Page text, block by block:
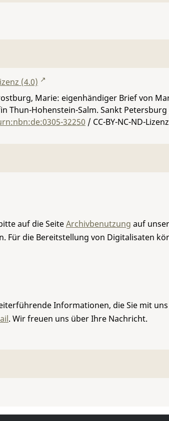
(4.0)
Marie: eigenhändiger Brief von
Thun-Hohenstein-Salm. Sankt Petersburg
32250 / CC-BY-NC-ND-
auf die SeiteArchivbenutzung auf
die Bereitstellung von Digitalisaten
Informationen, die Sie mit
. Wir freuen uns über Ihre Nachricht.